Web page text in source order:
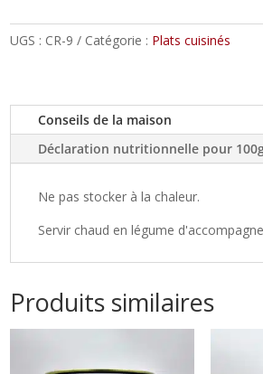
du
–
800g
UGS : CR-9 Catégorie : Plats cuisinés
Conseils de la maison
Déclaration nutritionnelle pour
Ne pas stocker à la chaleur.
Servir chaud en légume
Produits similaires